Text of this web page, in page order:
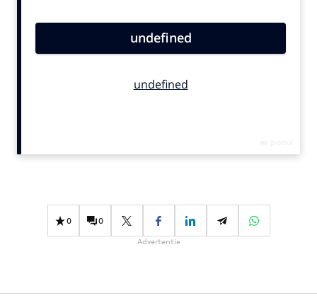
Carriere
Diversiteit
Interne communicatie
0 0
Advertentie